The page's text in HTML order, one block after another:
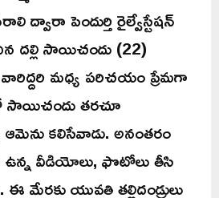
ద్వారా పెందుర్తి రైల్వేస్టేషన్
దల్లి సాయిచందు (22)
మధ్య పరిచయం ప్రేమగా
సాయిచందు తరచూ
కలిసేవాడు. అనంతరం
వీడియోలు, ఫొటోలు తీసి
యువతి తల్లిదండ్రులు